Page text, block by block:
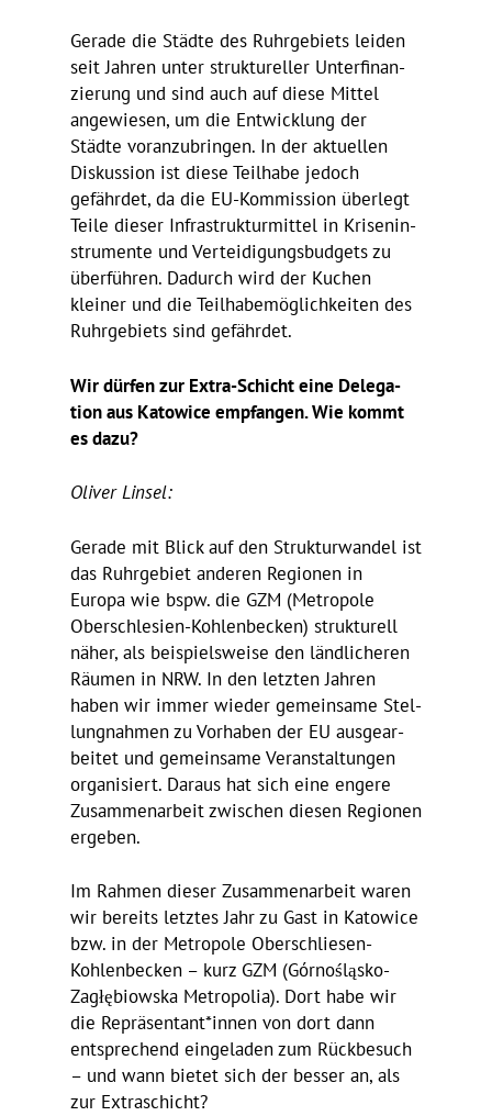
Gerade die Städte des Ruhr­ge­biets leiden
seit Jahren unter struk­tu­reller Unter­fi­nan­
zie­rung und sind auch auf diese Mittel
ange­wiesen, um die Entwick­lung der
Städte voran­zu­bringen. In der aktu­ellen
Diskus­sion ist diese Teil­habe jedoch
gefährdet, da die EU-Kommis­sion über­legt
Teile dieser Infra­struk­tur­mittel in Krisen­in­
stru­mente und Vertei­di­gungs­bud­gets zu
über­führen. Dadurch wird der Kuchen
kleiner und die Teil­ha­be­mög­lich­keiten des
Ruhr­ge­biets sind gefährdet.
Wir dürfen zur Extra-Schicht eine Dele­ga­
tion aus Katowice empfangen. Wie kommt
es dazu?
Oliver Linsel:
Gerade mit Blick auf den Struk­tur­wandel ist
das Ruhr­ge­biet anderen Regionen in
Europa wie bspw. die GZM (Metro­pole
Ober­schle­sien-Kohlen­be­cken) struk­tu­rell
näher, als beispiels­weise den länd­li­cheren
Räumen in NRW. In den letzten Jahren
haben wir immer wieder gemein­same Stel­
lung­nahmen zu Vorhaben der EU ausge­ar­
beitet und gemein­same Veran­stal­tungen
orga­ni­siert. Daraus hat sich eine engere
Zusam­men­ar­beit zwischen diesen Regionen
ergeben.
Im Rahmen dieser Zusam­men­ar­beit waren
wir bereits letztes Jahr zu Gast in Katowice
bzw. in der Metro­pole Ober­schliesen-
Kohlen­be­cken – kurz GZM (Górnośląsko-
Zagłę­biowska Metro­polia). Dort habe wir
die Repräsentant*innen von dort dann
entspre­chend einge­laden zum Rück­be­such
– und wann bietet sich der besser an, als
zur Extraschicht?